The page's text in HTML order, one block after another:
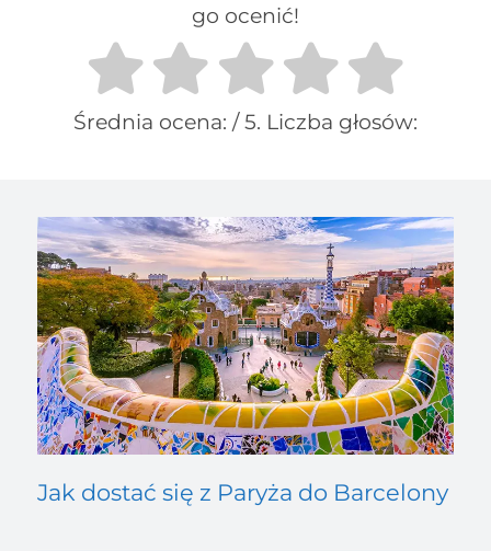
go ocenić!
Średnia ocena: / 5. Liczba głosów:
Jak dostać się z Paryża do Barcelony